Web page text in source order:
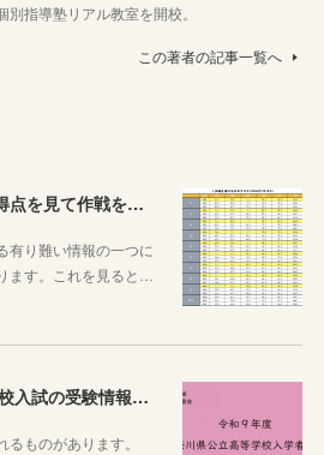
別指導塾リアル教室を開校。
この著者の記事一覧へ
入試偏差値別の各科目の得点を見て作戦を練ろう！
有り難い情報の一つに
ます。これを見ると…
2027年度神奈川県公立高校入試の受験情報のまとめ【実施要項・募集案内等】
ものがあります。